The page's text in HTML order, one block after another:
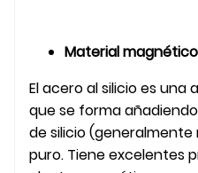
Material
El acero al silicio es una
que se forma
de silicio (generalmente
puro. Tiene excelentes